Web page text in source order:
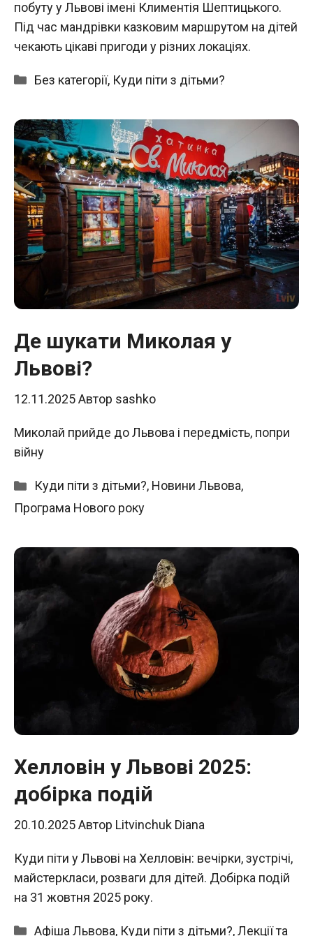
побуту у Львові імені Климентія Шептицького.
Під час мандрівки казковим маршрутом на дітей
чекають цікаві пригоди у різних локаціях.
Категорії
Без категорії, Куди піти з дітьми?
Де шукати Миколая у
Львові?
12.11.2025Автор sashko
Миколай прийде до Львова і передмість, попри
війну
Категорії
Куди піти з дітьми?, Новини Львова,
Програма Нового року
Хелловін у Львові 2025:
добірка подій
20.10.2025Автор Litvinchuk Diana
Куди піти у Львові на Хелловін: вечірки, зустрічі,
майстеркласи, розваги для дітей. Добірка подій
на 31 жовтня 2025 року.
Категорії
Афіша Львова, Куди піти з дітьми?,Лекції та